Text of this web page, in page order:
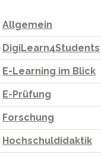
Allgemein
DigiLearn4Students
E-Learning im Blick
E-Prüfung
Forschung
Hochschuldidaktik